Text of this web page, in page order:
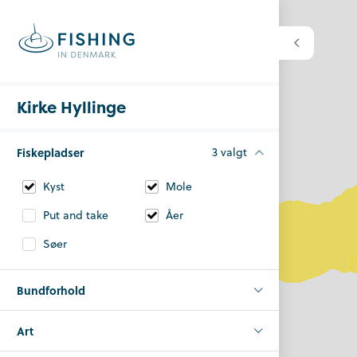
Kirke Hyllinge
Fiskepladser 3 valgt
Kyst
Mole
Put and take
Åer
Søer
Bundforhold
Art